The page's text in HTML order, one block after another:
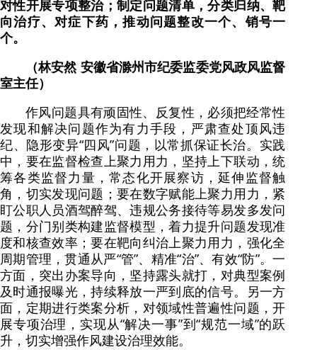
对性开展专项整治；制定问题清单，分类归纳、靶
向治疗、对症下药，推动问题整改一个、销号一
个。
（林安然 安徽省滁州市纪委监委党风政风监督
室主任）
作风问题具有顽固性、反复性，必须把经常性
发现和解决问题作为有力手段，严肃查处顶风违
纪、隐形变异“四风”问题，以常抓保证长治。实践
中，要在监督检查上聚力用力，坚持上下联动，统
筹各类监督力量，常态化开展察访，延伸监督触
角，切实发现问题；要在数字赋能上聚力用力，紧
盯公职人员酒驾醉驾、违规公务接待等易发多发问
题，分门别类构建监督模型，着力提升问题发现准
度和核查效率；要在靶向纠治上聚力用力，强化全
周期管理，贯通从严“管”、精准“治”、有效“防”。一
方面，突出办案导向，坚持露头就打，对典型案例
及时通报曝光，持续释放一严到底的信号。另一方
面，定期进行类案分析，对领域性普遍性问题，开
展专项治理，实现从“解决一事”到“规范一域”的跃
升，切实增强作风建设治理效能。